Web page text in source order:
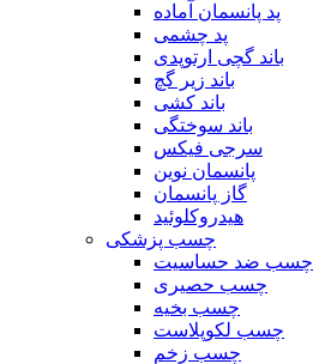
پد پانسمان آماده
پد چشمی
باند گچی ارتوپدی
باند زیر گچ
باند کشی
باند سوختگی
سرجی فیکس
پانسمان نوین
گاز پانسمان
هیدروکلوئید
چسب پزشکی
چسب ضد حساسیت
چسب حصیری
چسب بخیه
چسب لکوپلاست
چسب زخم